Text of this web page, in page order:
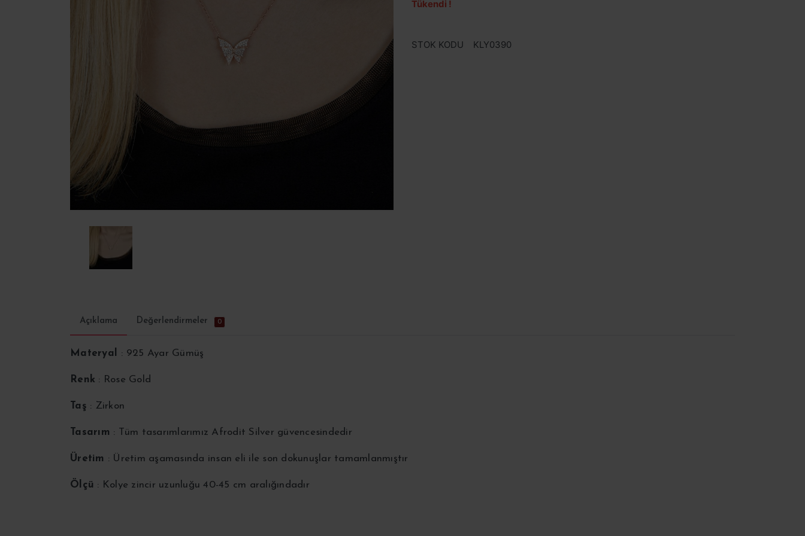
Tükendi !
STOK KODU KLY0390
Açıklama Değerlendirmeler 0
Materyal : 925 Ayar Gümüş
Renk : Rose Gold
Taş : Zirkon
Tasarım : Tüm tasarımlarımız Afrodit Silver güvencesindedir
Üretim : Üretim aşamasında insan eli ile son dokunuşlar tamamlanmıştır
Ölçü : Kolye zincir uzunluğu 40-45 cm aralığındadır